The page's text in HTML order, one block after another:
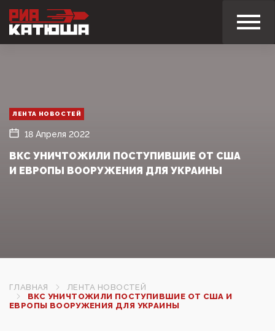
ЛЕНТА НОВОСТЕЙ
18 Апреля 2022
ВКС УНИЧТОЖИЛИ ПОСТУПИВШИЕ ОТ США
И ЕВРОПЫ ВООРУЖЕНИЯ ДЛЯ УКРАИНЫ
ГЛАВНАЯ
ЛЕНТА НОВОСТЕЙ
ВКС УНИЧТОЖИЛИ ПОСТУПИВШИЕ ОТ США И
ЕВРОПЫ ВООРУЖЕНИЯ ДЛЯ УКРАИНЫ